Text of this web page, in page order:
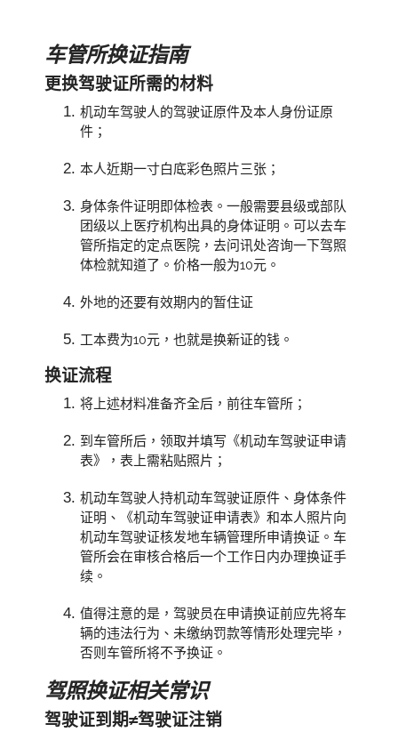
车管所换证指南
更换驾驶证所需的材料
机动车驾驶人的驾驶证原件及本人身份证原
件；
本人近期一寸白底彩色照片三张；
身体条件证明即体检表。一般需要县级或部队
团级以上医疗机构出具的身体证明。可以去车
管所指定的定点医院，去问讯处咨询一下驾照
体检就知道了。价格一般为10元。
外地的还要有效期内的暂住证
工本费为10元，也就是换新证的钱。
换证流程
将上述材料准备齐全后，前往车管所；
到车管所后，领取并填写《机动车驾驶证申请
表》，表上需粘贴照片；
机动车驾驶人持机动车驾驶证原件、身体条件
证明、《机动车驾驶证申请表》和本人照片向
机动车驾驶证核发地车辆管理所申请换证。车
管所会在审核合格后一个工作日内办理换证手
续。
值得注意的是，驾驶员在申请换证前应先将车
辆的违法行为、未缴纳罚款等情形处理完毕，
否则车管所将不予换证。
驾照换证相关常识
驾驶证到期≠驾驶证注销